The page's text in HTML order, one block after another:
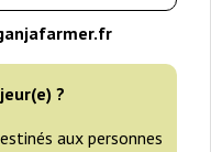
?
aux personnes